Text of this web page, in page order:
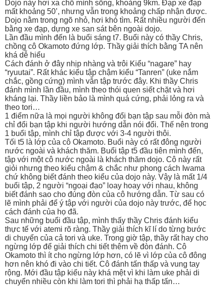
Dojo này hơi xa chỗ mình sống, khoảng 9km. Đạp xe đạp
mất khoảng 50’, nhưng vẫn trong khoảng chấp nhận được.
Dojo nằm trong ngõ nhỏ, hơi khó tìm. Rất nhiều người đến
bằng xe đạp, dựng xe san sát bên ngoài dojo.
Lần đầu mình đến là buổi sáng t7. Buổi này có thầy Chris,
chồng cô Okamoto đứng lớp. Thầy giải thích bằng TA nên
khá dễ hiểu
Cách đánh ở đây nhịp nhàng và trôi Kiểu “nagare” hay
“ryuutai”. Rất khác kiểu tập chậm kiểu “Tanren” (uke nắm
chắc, gồng cứng) mình vẫn tập trước đây. Khi thầy Chris
đánh mình lần đầu, mình theo thói quen siết chặt và hơi
kháng lại. Thầy liền bảo là mình quá cứng, phải lỏng ra và
theo tori…
1 điểm nữa là mọi người không đổi bạn tập sau mỗi đòn mà
chỉ đổi bạn tập khi người hướng dẫn nói đổi. Thế nên trong
1 buổi tập, mình chỉ tập được với 3-4 người thôi.
Tối t5 là lớp của cô Okamoto. Buổi này có rất đông người
nước ngoài và khách thăm. Buổi tập t5 đầu tiên mình đến,
tập với một cô nước ngoài là khách thăm dojo. Cô này rất
giỏi nhưng theo kiểu chậm & chắc như phong cách Iwama
chứ không biết đánh theo kiểu của dojo này. Vậy là mất 1/4
buổi tập, 2 người “ngoại đạo” loay hoay với nhau, không
biết đánh sao cho đúng đòn của cô hướng dẫn. Từ sau có
lẽ mình phải để ý tập với người của dojo này trước, để học
cách đánh của họ đã.
Sau những buổi đầu tập, mình thấy thầy Chris đánh kiểu
thực tế với atemi rõ ràng. Thầy giải thích kĩ lí do từng bước
di chuyển của cả tori và uke. Trong giờ tập, thầy rất hay cho
ngừng lớp để giải thích chi tiết thêm về đòn đánh. Cô
Okamoto thì ít cho ngừng lớp hơn, có lẽ vì lớp của cô đông
hơn nên khó đi vào chi tiết. Cô đánh tấn thấp và vung tay
rộng. Mới đầu tập kiểu này khá mệt vì khi làm uke phải di
chuyển nhiều còn khi làm tori thì phải hạ thấp tấn…